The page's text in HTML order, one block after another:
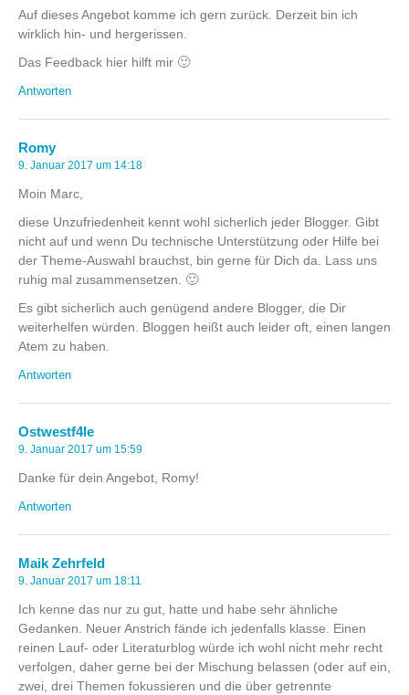
Auf dieses Angebot komme ich gern zurück. Derzeit bin ich
wirklich hin- und hergerissen.
Das Feedback hier hilft mir 🙂
Antworten
Romy
9. Januar 2017 um 14:18
Moin Marc,
diese Unzufriedenheit kennt wohl sicherlich jeder Blogger. Gibt
nicht auf und wenn Du technische Unterstützung oder Hilfe bei
der Theme-Auswahl brauchst, bin gerne für Dich da. Lass uns
ruhig mal zusammensetzen. 🙂
Es gibt sicherlich auch genügend andere Blogger, die Dir
weiterhelfen würden. Bloggen heißt auch leider oft, einen langen
Atem zu haben.
Antworten
Ostwestf4le
9. Januar 2017 um 15:59
Danke für dein Angebot, Romy!
Antworten
Maik Zehrfeld
9. Januar 2017 um 18:11
Ich kenne das nur zu gut, hatte und habe sehr ähnliche
Gedanken. Neuer Anstrich fände ich jedenfalls klasse. Einen
reinen Lauf- oder Literaturblog würde ich wohl nicht mehr recht
verfolgen, daher gerne bei der Mischung belassen (oder auf ein,
zwei, drei Themen fokussieren und die über getrennte